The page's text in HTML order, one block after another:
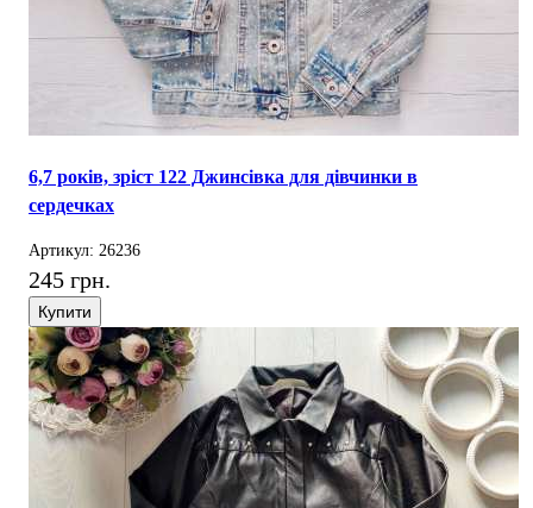
6,7 років, зріст 122 Джинсівка для дівчинки в
сердечках
Артикул: 26236
245 грн.
Купити